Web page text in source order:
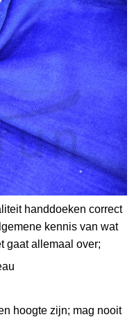
handdoeken correct
kennis van wat
gaat allemaal over;
hoogte zijn; mag nooit